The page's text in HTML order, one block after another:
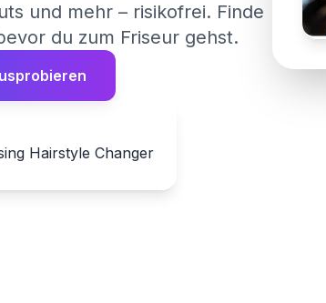
und mehr – risikofrei. Finde
du zum Friseur gehst.
Hairstyle Changer